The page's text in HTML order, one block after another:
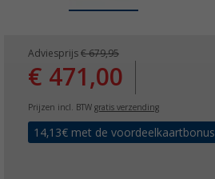
Adviesprijs € 679,95
€ 471,00
Prijzen incl. BTW gratis verzending
14,13€ met de voordeelkaartbonus